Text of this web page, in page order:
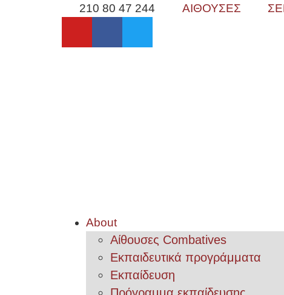
210 80 47 244 ΑΙΘΟΥΣΕΣ
About
Αίθουσες Combatives
Εκπαιδευτικά προγράμματα
Εκπαίδευση